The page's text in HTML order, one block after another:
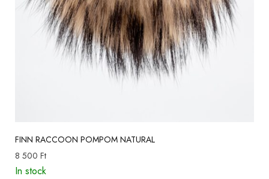
FINN RACCOON POMPOM NATURAL
8 500 Ft
In stock